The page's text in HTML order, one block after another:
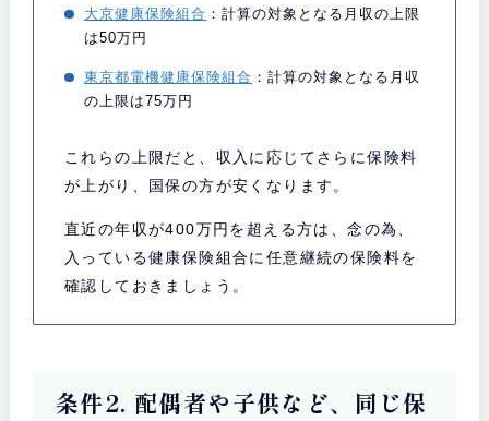
大京健康保険組合 ：計算の対象となる月収の上限
は50万円
東京都電機健康保険組合 ：計算の対象となる月収
の上限は75万円
これらの上限だと、収入に応じてさらに保険料
が上がり、国保の方が安くなります。
直近の年収が400万円を超える方は、念の為、
入っている健康保険組合に任意継続の保険料を
確認しておきましょう。
条件2. 配偶者や子供など、同じ保